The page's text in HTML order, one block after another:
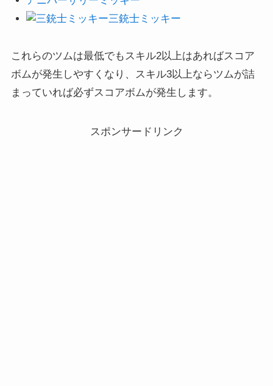
三銃士ミッキー
これらのツムは最低でもスキル2以上はあればスコア
ボムが発生しやすくなり、スキル3以上ならツムが詰
まっていれば必ずスコアボムが発生します。
スポンサードリンク